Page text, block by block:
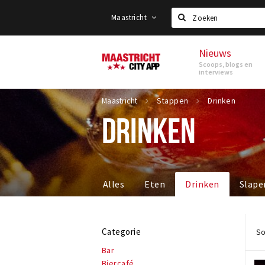
Maastricht
Zoeken
Maastricht Nieuws
Scoops, blogs en
interviews
Maastricht Stappen Drinken
DRINKEN
Alles Eten Drinken
Categorie
Bar